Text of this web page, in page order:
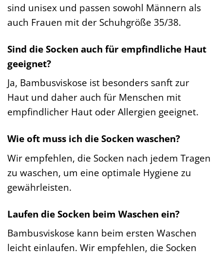
sind unisex und passen sowohl Männern als
auch Frauen mit der Schuhgröße 35/38.
Sind die Socken auch für empfindliche Haut
geeignet?
Ja, Bambusviskose ist besonders sanft zur
Haut und daher auch für Menschen mit
empfindlicher Haut oder Allergien geeignet.
Wie oft muss ich die Socken waschen?
Wir empfehlen, die Socken nach jedem Tragen
zu waschen, um eine optimale Hygiene zu
gewährleisten.
Laufen die Socken beim Waschen ein?
Bambusviskose kann beim ersten Waschen
leicht einlaufen. Wir empfehlen, die Socken